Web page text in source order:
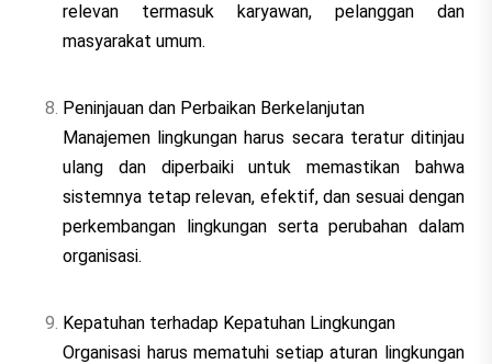
relevan termasuk karyawan, pelanggan dan
masyarakat umum.
Peninjauan dan Perbaikan Berkelanjutan
Manajemen lingkungan harus secara teratur ditinjau
ulang dan diperbaiki untuk memastikan bahwa
sistemnya tetap relevan, efektif, dan sesuai dengan
perkembangan lingkungan serta perubahan dalam
organisasi.
Kepatuhan terhadap Kepatuhan Lingkungan
Organisasi harus mematuhi setiap aturan lingkungan